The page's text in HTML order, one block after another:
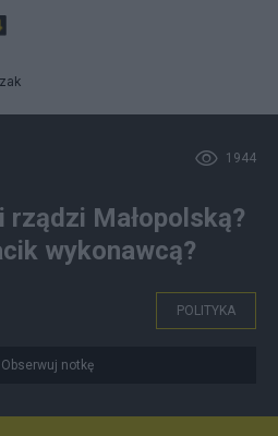
1944
rządzi Małopolską?
wykonawcą?
POLITYKA
Obserwuj notkę